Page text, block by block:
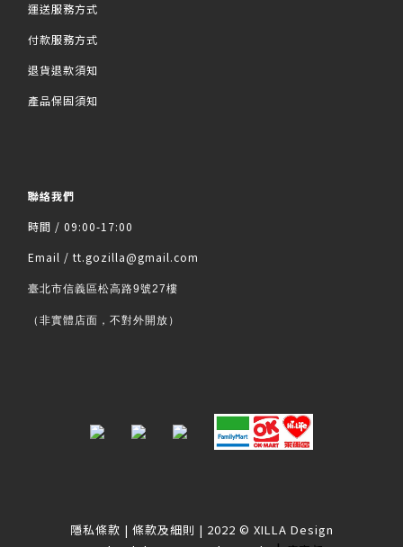
運送服務方式
付款服務方式
退貨退款須知
產品保固須知
聯絡我們
時間 / 09:00-17:00
Email / tt.gozilla@gmail.com
臺北市信義區松高路9號27樓
（非實體店面，不對外開放）
隱私條款 | 條款及細則 | 2022 © XILLA Design